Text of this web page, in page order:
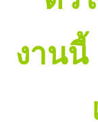
งานนี้